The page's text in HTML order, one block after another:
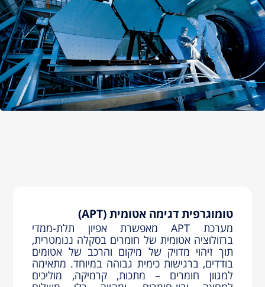
טומוגרפית דגימה אטומית (APT)
מערכת APT מאפשרת אפיון תלת-ממדי
ברזולוציה אטומית של חומרים בסקלה ננומטרית,
תוך זיהוי מדויק של מיקום והרכב של אטומים
בודדים, ברגישות כימית גבוהה במיוחד. מתאימה
למגוון חומרים – מתכות, קרמיקה, מוליכים